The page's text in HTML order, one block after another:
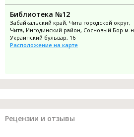
Библиотека №12
Забайкальский край, Чита городской округ,
Чита, Ингодинский район, Сосновый Бор м-н
Украинский бульвар, 16
Расположение на карте
Рецензии и отзывы